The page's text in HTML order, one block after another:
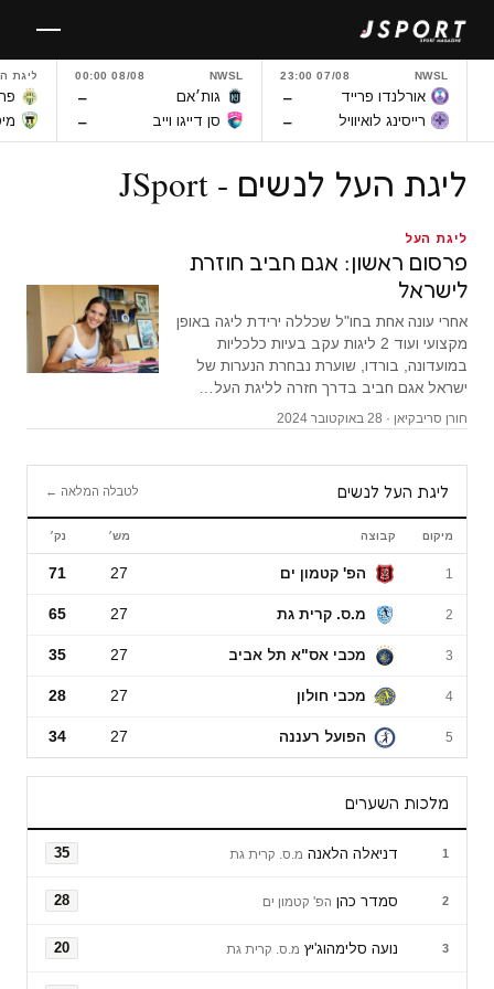
לתוכן
NWSL
07/08 23:00
אורלנדו פרייד –
רייסינג לואיוויל –
NWSL
08/08 00:00
גות׳אם –
סן דייגו וייב –
ליגת
ליגת העל לנשים - JSport
ליגת העל
פרסום ראשון: אגם חביב חוזרת
לישראל
אחרי עונה אחת בחו"ל שכללה ירידת ליגה באופן
מקצועי ועוד 2 ליגות עקב בעיות כלכליות
במועדונה, בורדו, שוערת נבחרת הנערות של
ישראל אגם חביב בדרך חזרה לליגת העל…
חורן סריבקיאן · 28 באוקטובר 2024
ליגת העל לנשים לטבלה המלאה ←
ליגת העל לנשים
מיקום קבוצה מש׳ נק׳
1 הפ' קטמון ים 27
71
2 מ.ס. קרית גת 27
65
3 מכבי אס"א תל אביב 27
35
4 מכבי חולון 27
28
5 הפועל רעננה 27
34
מלכות השערים
1 דניאלה הלאנה מ.ס. קרית גת 35
2 סמדר כהן הפ' קטמון ים 28
3 נועה סלימהוג'יץ מ.ס. קרית גת 20